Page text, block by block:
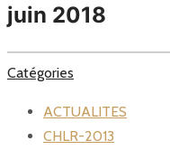
juin 2018
Catégories
ACTUALITES
CHLR-2013